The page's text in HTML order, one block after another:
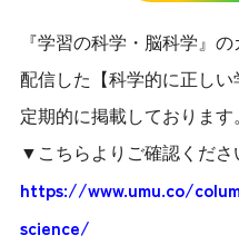
『学習の科学・脳科学』
配信した【科学的に正し
定期的に掲載しております
▼こちらよりご確認くださ
https://www.umu.co/
science/